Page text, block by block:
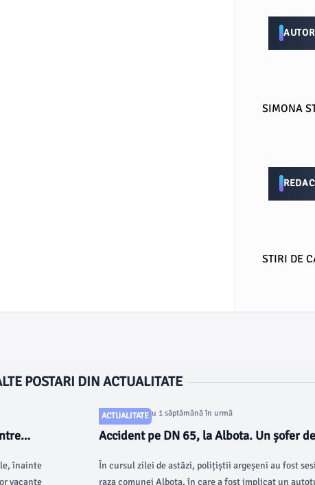
SIMONA
STIRI DE
POSTARI DIN ACTUALITATE
înainte
vacante
ACTUALITATE
Articol postat cu 1 săptămână în urmă
Accident pe DN 65, la Albota. Un șofer
În cursul zilei de astăzi, polițiștii argeșeni au fost
raza comunei Albota, în care a fost implicat un